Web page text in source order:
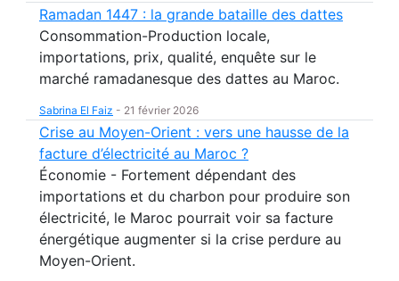
Ramadan 1447 : la grande bataille des dattes
Consommation-Production locale,
importations, prix, qualité, enquête sur le
marché ramadanesque des dattes au Maroc.
Sabrina El Faiz - 21 février 2026
Crise au Moyen-Orient : vers une hausse de la
facture d’électricité au Maroc ?
Économie - Fortement dépendant des
importations et du charbon pour produire son
électricité, le Maroc pourrait voir sa facture
énergétique augmenter si la crise perdure au
Moyen-Orient.